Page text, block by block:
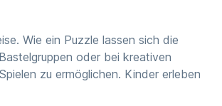
Wie ein Puzzle lassen sich die
oder bei kreativen
zu ermöglichen. Kinder erleben